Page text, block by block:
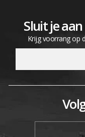
Sluit je
Krijg voorrang op